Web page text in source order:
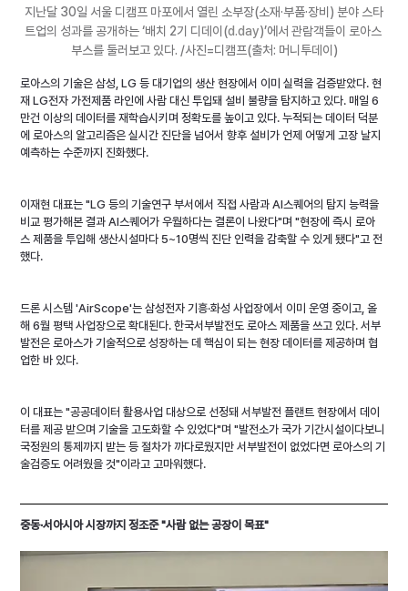
지난달 30일 서울 디캠프 마포에서 열린 소부장(소재·부품·장비) 분야 스타
트업의 성과를 공개하는 ‘배치 2기 디데이(d.day)’에서 관람객들이 로아스
부스를 둘러보고 있다. /사진=디캠프(출처: 머니투데이)
로아스의 기술은 삼성, LG 등 대기업의 생산 현장에서 이미 실력을 검증받았다. 현
재 LG전자 가전제품 라인에 사람 대신 투입돼 설비 불량을 탐지하고 있다. 매일 6
만건 이상의 데이터를 재학습시키며 정확도를 높이고 있다. 누적되는 데이터 덕분
에 로아스의 알고리즘은 실시간 진단을 넘어서 향후 설비가 언제 어떻게 고장 날지
예측하는 수준까지 진화했다.
이재현 대표는 "LG 등의 기술연구 부서에서 직접 사람과 AI스퀘어의 탐지 능력을
비교 평가해본 결과 AI스퀘어가 우월하다는 결론이 나왔다"며 "현장에 즉시 로아
스 제품을 투입해 생산시설마다 5~10명씩 진단 인력을 감축할 수 있게 됐다"고 전
했다.
드론 시스템 'AirScope'는 삼성전자 기흥·화성 사업장에서 이미 운영 중이고, 올
해 6월 평택 사업장으로 확대된다. 한국서부발전도 로아스 제품을 쓰고 있다. 서부
발전은 로아스가 기술적으로 성장하는 데 핵심이 되는 현장 데이터를 제공하며 협
업한 바 있다.
이 대표는 "공공데이터 활용사업 대상으로 선정돼 서부발전 플랜트 현장에서 데이
터를 제공 받으며 기술을 고도화할 수 있었다"며 "발전소가 국가 기간시설이다보니
국정원의 통제까지 받는 등 절차가 까다로웠지만 서부발전이 없었다면 로아스의 기
술검증도 어려웠을 것"이라고 고마워했다.
중동·서아시아 시장까지 정조준 "사람 없는 공장이 목표"